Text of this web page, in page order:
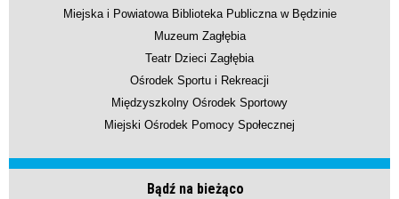
Miejska i Powiatowa Biblioteka Publiczna w Będzinie
Muzeum Zagłębia
Teatr Dzieci Zagłębia
Ośrodek Sportu i Rekreacji
Międzyszkolny Ośrodek Sportowy
Miejski Ośrodek Pomocy Społecznej
Bądź na bieżąco